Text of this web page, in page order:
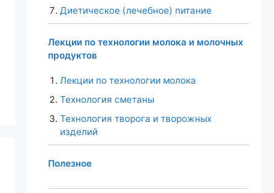
Диетическое (лечебное) питание
Лекции по технологии молока и молочных
продуктов
Лекции по технологии молока
Технология сметаны
Технология творога и творожных
изделий
Полезное